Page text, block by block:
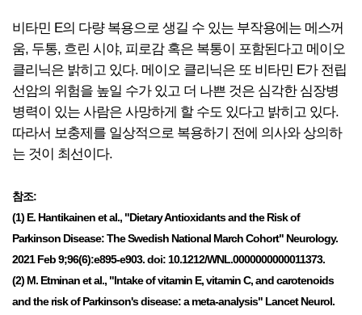
비타민 E의 다량 복용으로 생길 수 있는 부작용에는 메스꺼
움, 두통, 흐린 시야, 피로감 혹은 복통이 포함된다고 메이오
클리닉은 밝히고 있다. 메이오 클리닉은 또 비타민 E가 전립
선암의 위험을 높일 수가 있고 더 나쁜 것은 심각한 심장병
병력이 있는 사람은 사망하게 할 수도 있다고 밝히고 있다.
따라서 보충제를 일상적으로 복용하기 전에 의사와 상의하
는 것이 최선이다.
참조:
(1) E. Hantikainen et al., "Dietary Antioxidants and the Risk of
Parkinson Disease: The Swedish National March Cohort" Neurology.
2021 Feb 9;96(6):e895-e903. doi: 10.1212/WNL.0000000000011373.
(2) M. Etminan et al., "Intake of vitamin E, vitamin C, and carotenoids
and the risk of Parkinson's disease: a meta-analysis" Lancet Neurol.